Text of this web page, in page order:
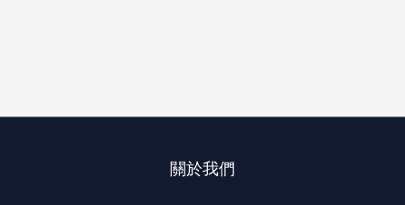
關於我們